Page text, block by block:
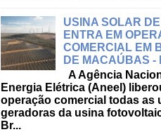
USINA SOLAR
ENTRA EM
COMERCIAL EM
DE MACAÚBAS -
A Agência
Energia Elétrica (Aneel)
operação comercial todas as
geradoras da usina
Br...